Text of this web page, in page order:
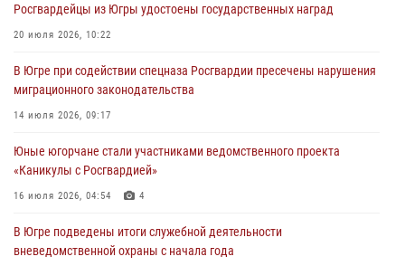
07 августа 2026, 06:02
методами работы Росгвардии в Москве (видео)
06 августа 2026, 11:29 5 1
направлении
06 августа 2026, 11:28
память генерала армии Ивана Кирилловича Яковлева
06 августа 2026, 11:26 6
Росгвардейцы из Югры удостоены государственных наград
20 июля 2026, 10:22
В Югре при содействии спецназа Росгвардии пресечены нарушения
миграционного законодательства
14 июля 2026, 09:17
Юные югорчане стали участниками ведомственного проекта
«Каникулы с Росгвардией»
16 июля 2026, 04:54 4
В Югре подведены итоги служебной деятельности
вневедомственной охраны с начала года